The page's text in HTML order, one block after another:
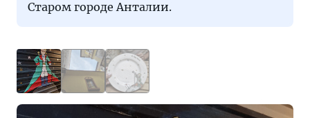
Старом городе Анталии.